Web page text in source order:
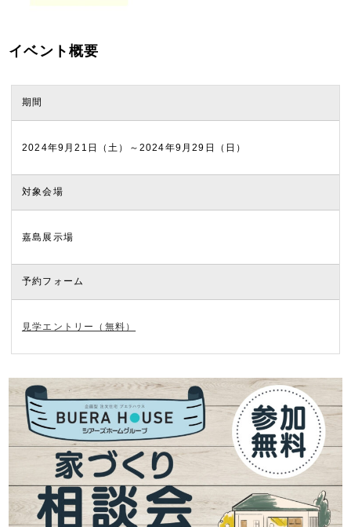
イベント概要
期間
2024年9月21日（土）～2024年9月29日（日）
対象会場
嘉島展示場
予約フォーム
見学エントリー（無料）